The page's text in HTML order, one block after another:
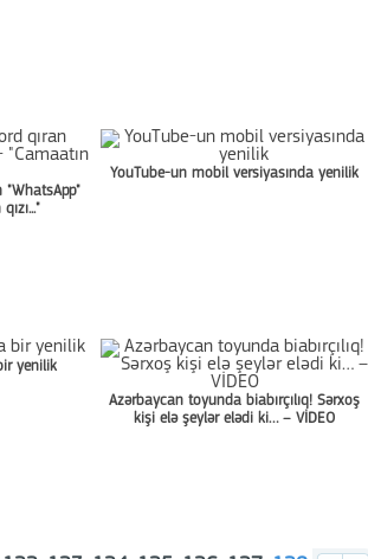
"WhatsApp"
YouTube-un mobil versiyasında yenilik
yenilik
Azərbaycan toyunda biabırçılıq! Sərxoş
kişi elə şeylər elədi ki… – VİDEO